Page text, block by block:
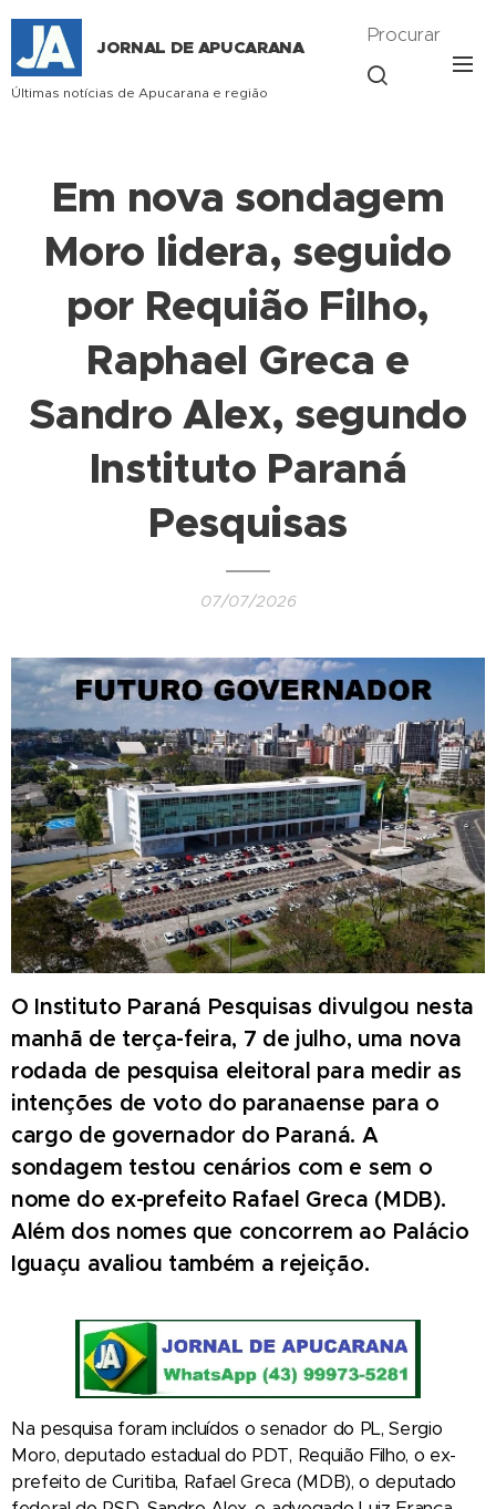
JORNAL DE APUCARANA
Últimas notícias de Apucarana e região
Procurar
Em nova sondagem
Moro lidera, seguido
por Requião Filho,
Raphael Greca e
Sandro Alex, segundo
Instituto Paraná
Pesquisas
07/07/2026
O Instituto Paraná Pesquisas divulgou nesta
manhã de terça-feira, 7 de julho, uma nova
rodada de pesquisa eleitoral para medir as
intenções de voto do paranaense para o
cargo de governador do Paraná. A
sondagem testou cenários com e sem o
nome do ex-prefeito Rafael Greca (MDB).
Além dos nomes que concorrem ao Palácio
Iguaçu avaliou também a rejeição.
Na pesquisa foram incluídos o senador do PL, Sergio
Moro, deputado estadual do PDT, Requião Filho, o ex-
prefeito de Curitiba, Rafael Greca (MDB), o deputado